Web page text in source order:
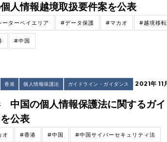
人情報越境取扱要件案を公表
ーターベイエリア #データ保護 #マカオ #越境移転
#中国
香港 個人情報保護法 ガイドライン・ガイダンス 2021年 11
中国の個人情報保護法に関するガ
公表
オ #香港 #中国 #中国サイバーセキュリティ法